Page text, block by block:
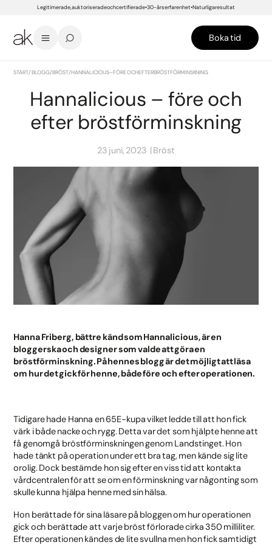
Legitimerade, auktoriserade och certifierade 30-års erfarenhet Naturliga resultat
Boka tid
START/BLOGG/BRÖST/HANNALICIOUS – FÖRE OCH EFTER BRÖSTFÖRMINSKNING
Hannalicious – före och
efter bröstförminskning
23 juni, 2023 Bröst
Hanna Friberg, bättre känd som Hannalicious, är en
bloggerska och designer som valde att göra en
bröstförminskning. På hennes blogg är det möjligt att läsa
om hur det gick för henne, både före och efter operationen.
Tidigare hade Hanna en 65E-kupa vilket ledde till att hon fick
värk i både nacke och rygg. Detta var det som hjälpte henne att
få genomgå bröstförminskningen genom Landstinget. Hon
hade tänkt på operation under ett bra tag, men kände sig lite
orolig. Dock bestämde hon sig efter en viss tid att kontakta
vårdcentralen för att se om en förminskning var någonting som
skulle kunna hjälpa henne med sin hälsa.
Hon berättade för sina läsare på bloggen om hur operationen
gick och berättade att varje bröst förlorade cirka 350 milliliter.
Efter operationen kändes de lite svullna men hon fick samtidigt